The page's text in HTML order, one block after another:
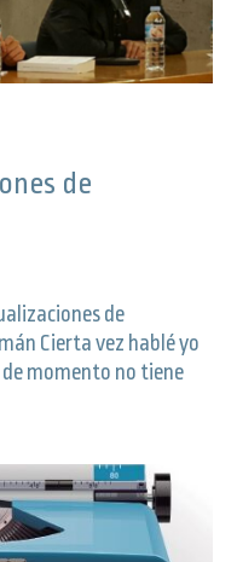
de
de
Cierta vez hablé yo
momento no tiene